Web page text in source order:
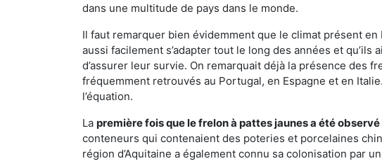
dans une multitude de pays dans le monde.
Il faut remarquer bien évidemment que le climat présent
aussi facilement s’adapter tout le long des années et
d’assurer leur survie. On remarquait déjà la présence des
fréquemment retrouvés au Portugal, en Espagne et en
l’équation.
La première fois que le frelon à pattes jaunes a été
conteneurs qui contenaient des poteries et porcelaines
région d’Aquitaine a également connu sa colonisation par